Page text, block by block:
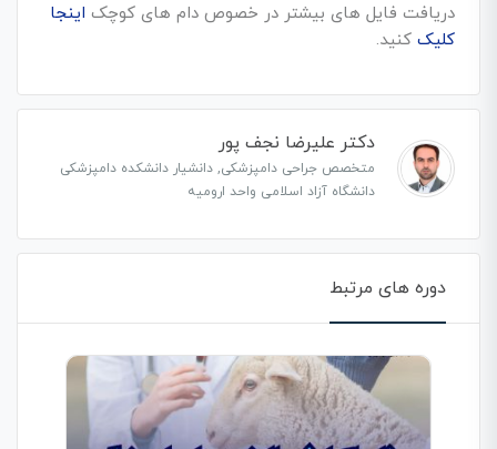
دریافت فایل های بیشتر در خصوص دام های کوچک اینجا
کلیککنید.
دکتر علیرضا نجف پور
متخصص جراحی دامپزشکی, دانشیار دانشکده دامپزشکی
دانشگاه آزاد اسلامی واحد ارومیه
دوره های مرتبط